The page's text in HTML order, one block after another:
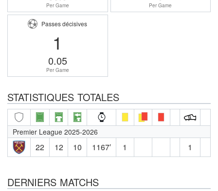
Per Game Per Game
Passes décisives
1
0.05
Per Game
STATISTIQUES TOTALES
Premier League 2025-2026
22 12 10 1167′ 1 1
DERNIERS MATCHS